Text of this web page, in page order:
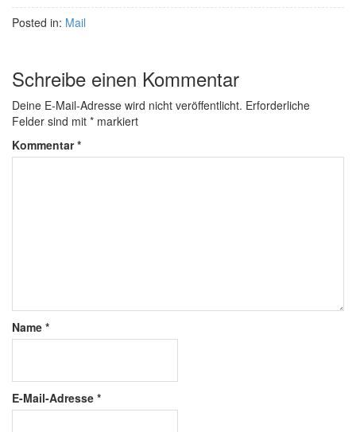
Posted in: Mail
Schreibe einen Kommentar
Deine E-Mail-Adresse wird nicht veröffentlicht. Erforderliche
Felder sind mit * markiert
Kommentar*
Name *
E-Mail-Adresse *